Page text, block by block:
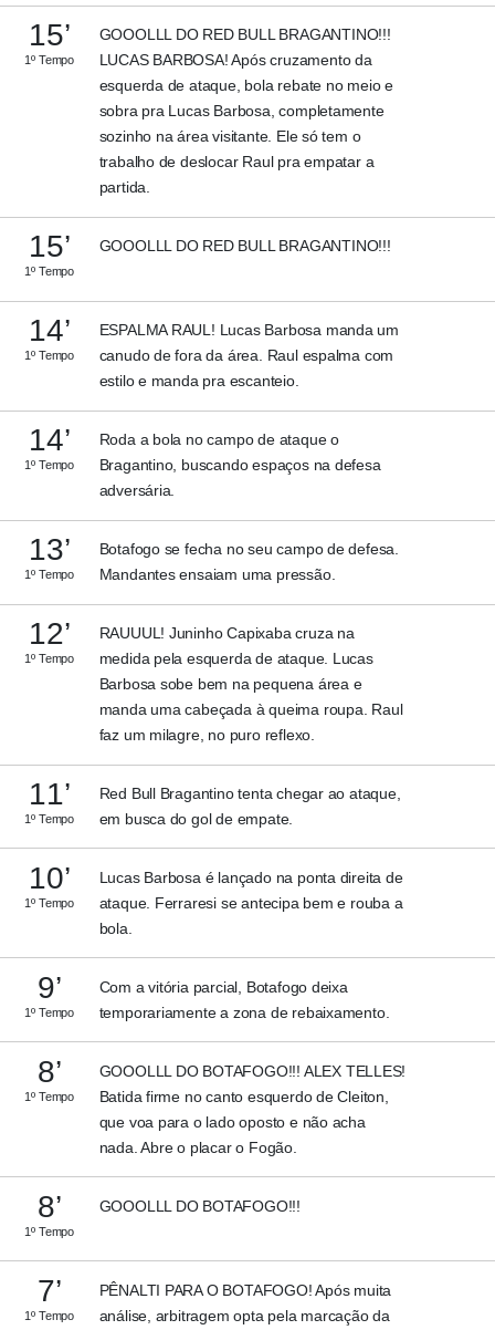
15’
1º Tempo
GOOOLLL DO RED BULL BRAGANTINO!!!
LUCAS BARBOSA! Após cruzamento da
esquerda de ataque, bola rebate no meio e
sobra pra Lucas Barbosa, completamente
sozinho na área visitante. Ele só tem o
trabalho de deslocar Raul pra empatar a
partida.
15’
1º Tempo
GOOOLLL DO RED BULL BRAGANTINO!!!
14’
1º Tempo
ESPALMA RAUL! Lucas Barbosa manda um
canudo de fora da área. Raul espalma com
estilo e manda pra escanteio.
14’
1º Tempo
Roda a bola no campo de ataque o
Bragantino, buscando espaços na defesa
adversária.
13’
1º Tempo
Botafogo se fecha no seu campo de defesa.
Mandantes ensaiam uma pressão.
12’
1º Tempo
RAUUUL! Juninho Capixaba cruza na
medida pela esquerda de ataque. Lucas
Barbosa sobe bem na pequena área e
manda uma cabeçada à queima roupa. Raul
faz um milagre, no puro reflexo.
11’
1º Tempo
Red Bull Bragantino tenta chegar ao ataque,
em busca do gol de empate.
10’
1º Tempo
Lucas Barbosa é lançado na ponta direita de
ataque. Ferraresi se antecipa bem e rouba a
bola.
9’
1º Tempo
Com a vitória parcial, Botafogo deixa
temporariamente a zona de rebaixamento.
8’
1º Tempo
GOOOLLL DO BOTAFOGO!!! ALEX TELLES!
Batida firme no canto esquerdo de Cleiton,
que voa para o lado oposto e não acha
nada. Abre o placar o Fogão.
8’
1º Tempo
GOOOLLL DO BOTAFOGO!!!
7’
1º Tempo
PÊNALTI PARA O BOTAFOGO! Após muita
análise, arbitragem opta pela marcação da